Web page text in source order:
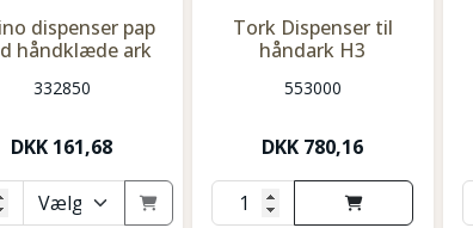
dispenser pap
håndklæde ark
332850
DKK 161,68
Tork Dispenser til
håndark H3
553000
DKK 780,16